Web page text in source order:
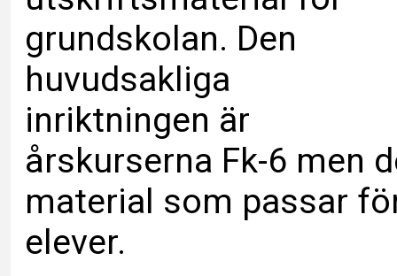
grundskolan. Den
huvudsakliga
inriktningen är
årskurserna Fk-6 men
material som passar
elever.